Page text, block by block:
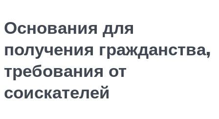
Основания для
получения гражданства,
требования от
соискателей